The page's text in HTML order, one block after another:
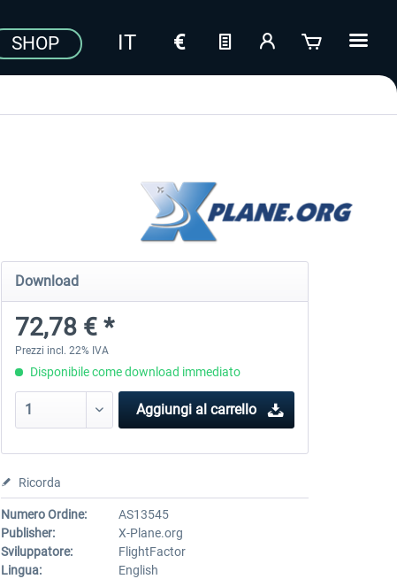
SHOP
Download
72,78 € *
Prezzi incl. 22% IVA
Disponibile come download immediato
Aggiungi al carrello
Ricorda
Numero Ordine:
AS13545
Publisher:
X-Plane.org
Sviluppatore:
FlightFactor
Lingua:
English